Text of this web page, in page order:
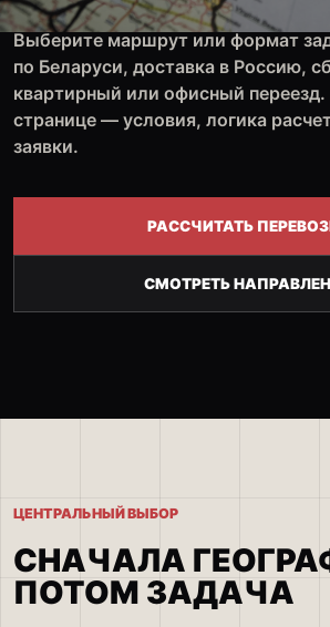
Выберите маршрут или формат
по Беларуси, доставка в Россию,
квартирный или офисный
странице — условия, логика
заявки.
РАССЧИТАТЬ
СМОТРЕТЬ
ЦЕНТРАЛЬНЫЙ ВЫБОР
СНАЧАЛА
ПОТОМ ЗАДАЧА